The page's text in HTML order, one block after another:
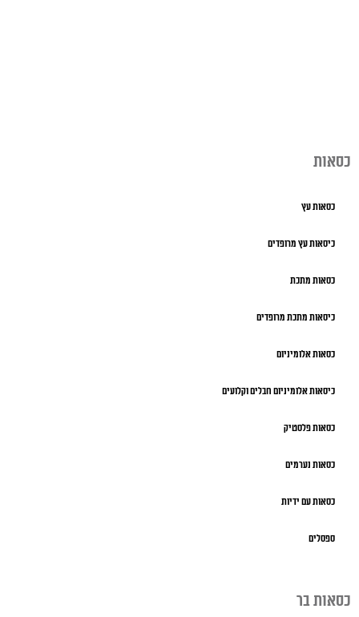
כסאות
כסאות עץ
כיסאות עץ מרופדים
כסאות מתכת
כיסאות מתכת מרופדים
כסאות אלומיניום
כיסאות אלומיניום חבלים וקלועים
כסאות פלסטיק
כסאות נערמים
כסאות עם ידיות
ספסלים
כסאות בר